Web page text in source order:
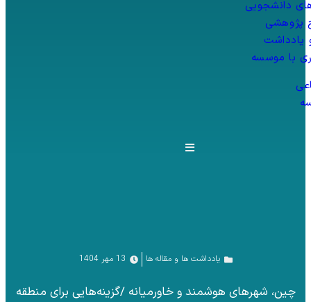
دانشجویی
پژوهشی
یادداشت
با موسسه
یادداشت ها و مقاله ها 13 مهر 1404
چین، شهرهای هوشمند و خاورمیانه /گزینه‌هایی برای منطقه